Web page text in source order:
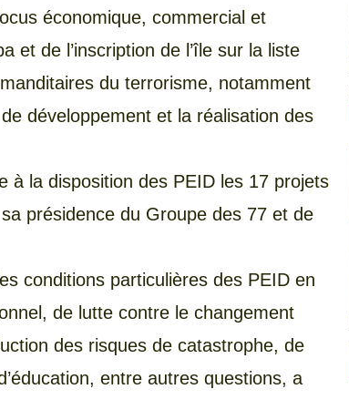
économique, commercial et
et de l’inscription de l’île sur la liste
du terrorisme, notamment
développement et la réalisation des
à la disposition des PEID les 17 projets
présidence du Groupe des 77 et de
conditions particulières des PEID en
de lutte contre le changement
des risques de catastrophe, de
entre autres questions, a